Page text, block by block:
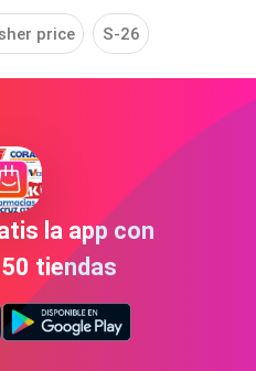
price S-26
la app con
tiendas